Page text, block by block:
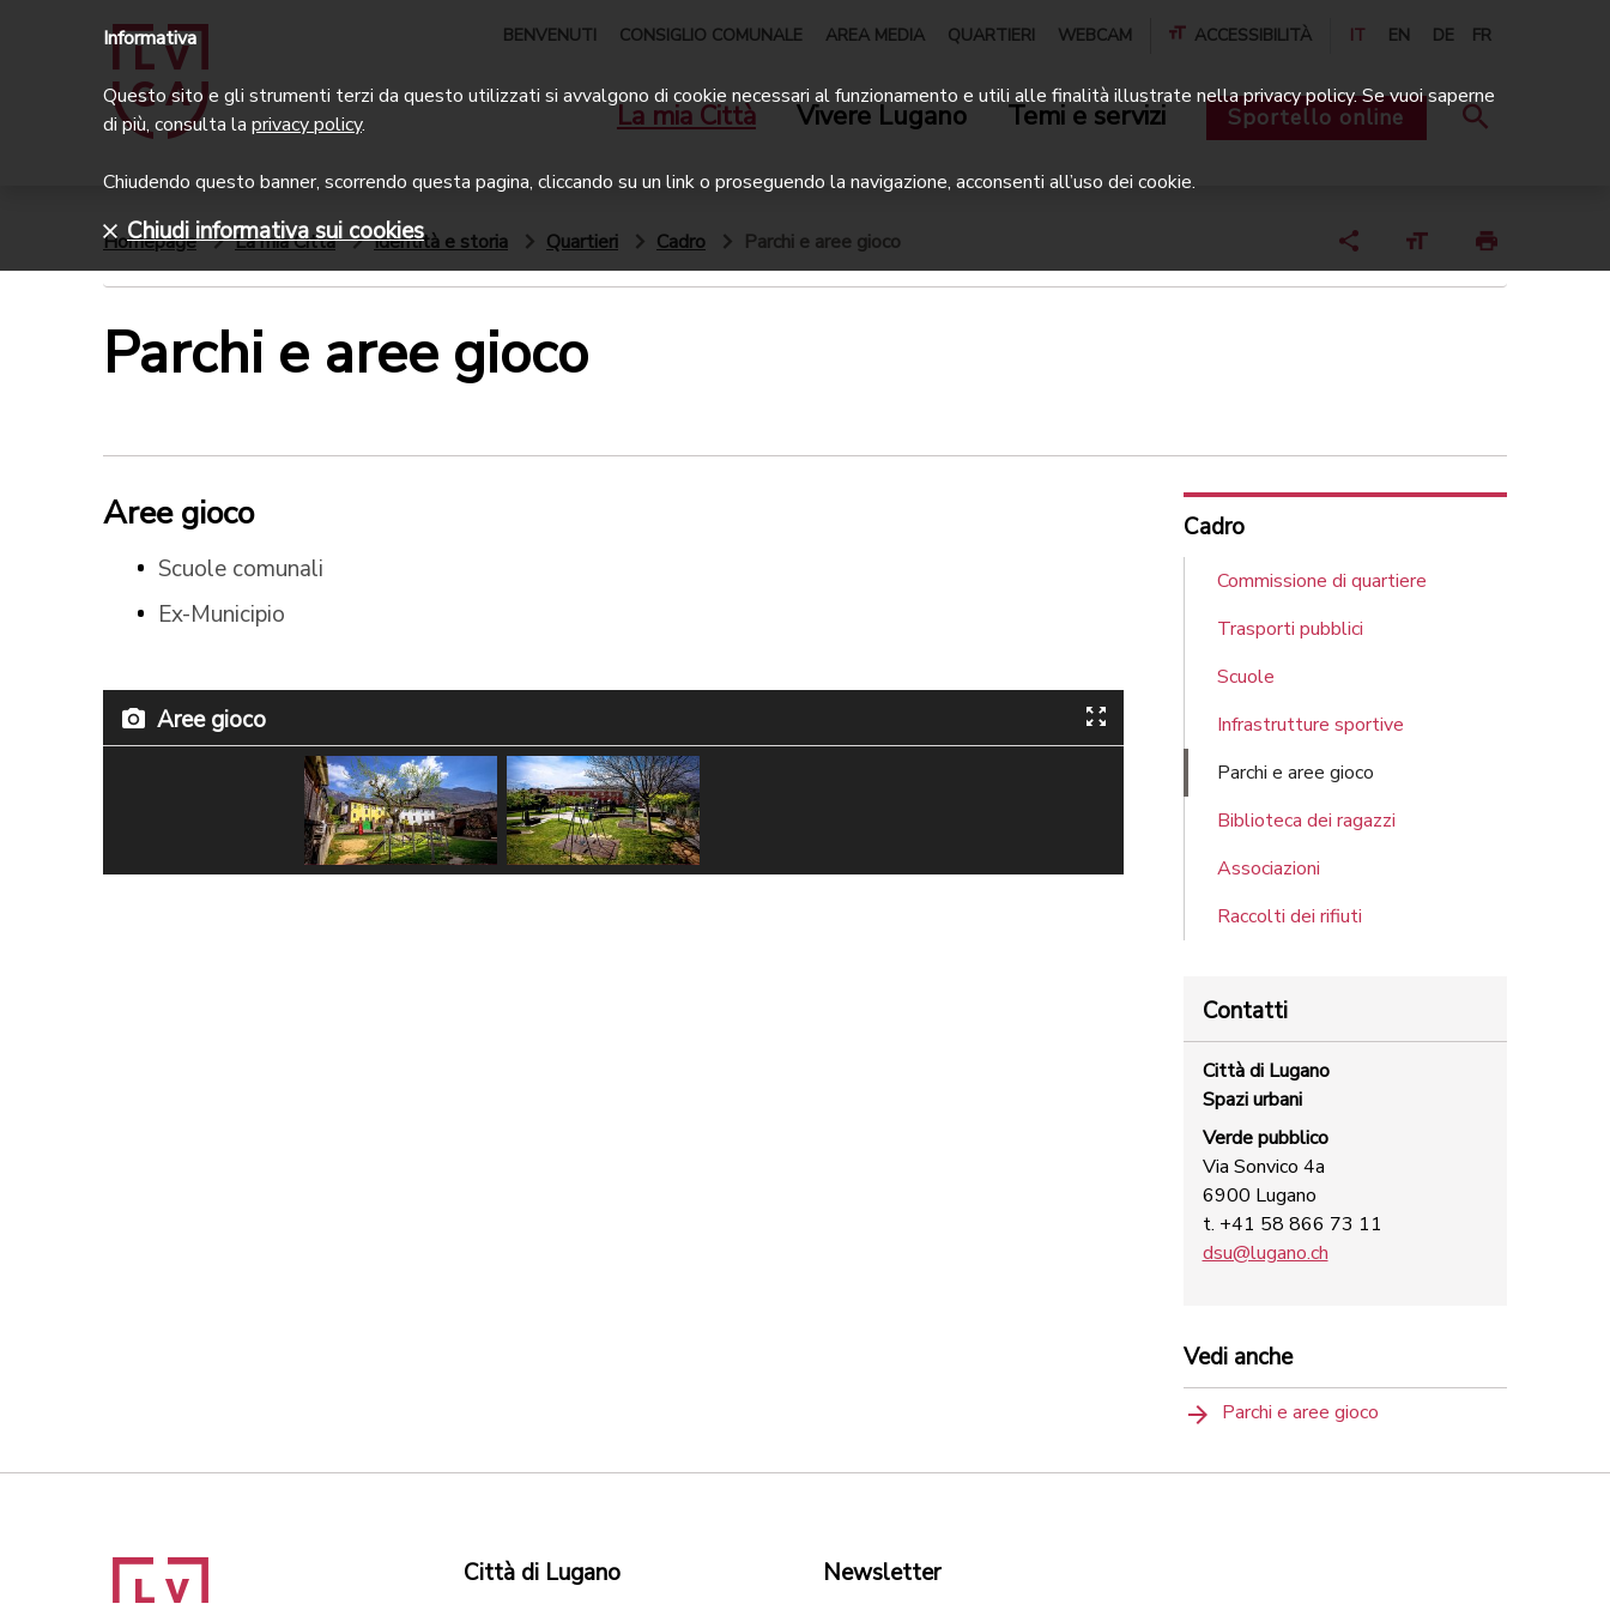
BENVENUTI CONSIGLIO COMUNALE AREA MEDIA QUARTIERI WEBCAM ACCESSIBILITÀ IT EN DE FR
La mia Città Vivere Lugano Temi e servizi Sportello online
Homepage La mia Città Identità e storia Quartieri Cadro Parchi e aree gioco
Parchi e aree gioco
Aree gioco
Scuole comunali
Ex-Municipio
Aree gioco
Cadro
Commissione di quartiere
Trasporti pubblici
Scuole
Infrastrutture sportive
Parchi e aree gioco
Biblioteca dei ragazzi
Associazioni
Raccolti dei rifiuti
Contatti
Città di Lugano
Spazi urbani
Verde pubblico
Via Sonvico 4a
6900 Lugano
t. +41 58 866 73 11
dsu@lugano.ch
Vedi anche
Parchi e aree gioco
Città di Lugano Newsletter
Informativa
Questo sito e gli strumenti terzi da questo utilizzati si avvalgono di cookie necessari al funzionamento e utili alle finalità illustrate nella privacy policy. Se vuoi saperne
di più, consulta la privacy policy.
Chiudendo questo banner, scorrendo questa pagina, cliccando su un link o proseguendo la navigazione, acconsenti all’uso dei cookie.
Chiudi informativa sui cookies